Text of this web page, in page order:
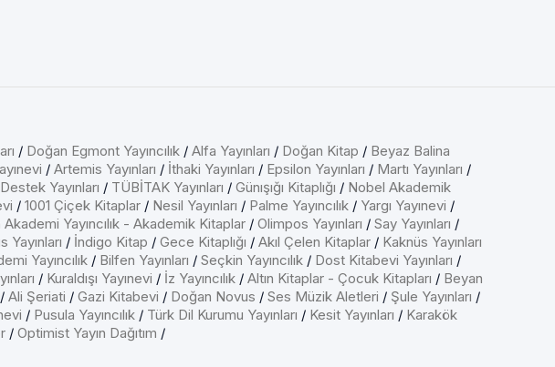
/ Doğan Egmont Yayıncılık / Alfa Yayınları / Doğan Kitap / Beyaz Balina
/ Artemis Yayınları / İthaki Yayınları / Epsilon Yayınları / Martı Yayınları /
Destek Yayınları / TÜBİTAK Yayınları / Günışığı Kitaplığı / Nobel Akademik
/ 1001 Çiçek Kitaplar / Nesil Yayınları / Palme Yayıncılık / Yargı Yayınevi /
Yayıncılık - Akademik Kitaplar / Olimpos Yayınları / Say Yayınları /
Yayınları / İndigo Kitap / Gece Kitaplığı / Akıl Çelen Kitaplar / Kaknüs Yayınları
Yayıncılık / Bilfen Yayınları / Seçkin Yayıncılık / Dost Kitabevi Yayınları /
/ Kuraldışı Yayınevi / İz Yayıncılık / Altın Kitaplar - Çocuk Kitapları / Beyan
/ Ali Şeriati / Gazi Kitabevi / Doğan Novus / Ses Müzik Aletleri / Şule Yayınları /
/ Pusula Yayıncılık / Türk Dil Kurumu Yayınları / Kesit Yayınları / Karakök
/ Optimist Yayın Dağıtım /